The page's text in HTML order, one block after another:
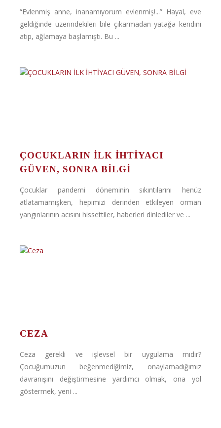
“Evlenmiş anne, inanamıyorum evlenmiş!...” Hayal, eve
geldiğinde üzerindekileri bile çıkarmadan yatağa kendini
atıp, ağlamaya başlamıştı. Bu ...
ÇOCUKLARIN İLK İHTİYACI
GÜVEN, SONRA BİLGİ
Çocuklar pandemi döneminin sıkıntılarını henüz
atlatamamışken, hepimizi derinden etkileyen orman
yangınlarının acısını hissettiler, haberleri dinlediler ve ...
CEZA
Ceza gerekli ve işlevsel bir uygulama mıdır?
Çocuğumuzun beğenmediğimiz, onaylamadığımız
davranışını değiştirmesine yardımcı olmak, ona yol
göstermek, yeni ...